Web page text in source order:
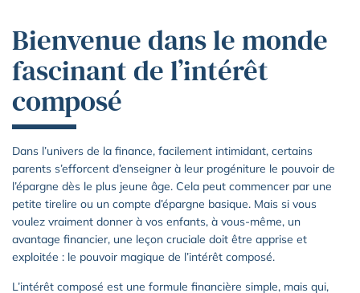
Bienvenue dans le monde
fascinant de l’intérêt
composé
Dans l’univers de la finance, facilement intimidant, certains
parents s’efforcent d’enseigner à leur progéniture le pouvoir de
l’épargne dès le plus jeune âge. Cela peut commencer par une
petite tirelire ou un compte d’épargne basique. Mais si vous
voulez vraiment donner à vos enfants, à vous-même, un
avantage financier, une leçon cruciale doit être apprise et
exploitée : le pouvoir magique de l’intérêt composé.
L’intérêt composé est une formule financière simple, mais qui,